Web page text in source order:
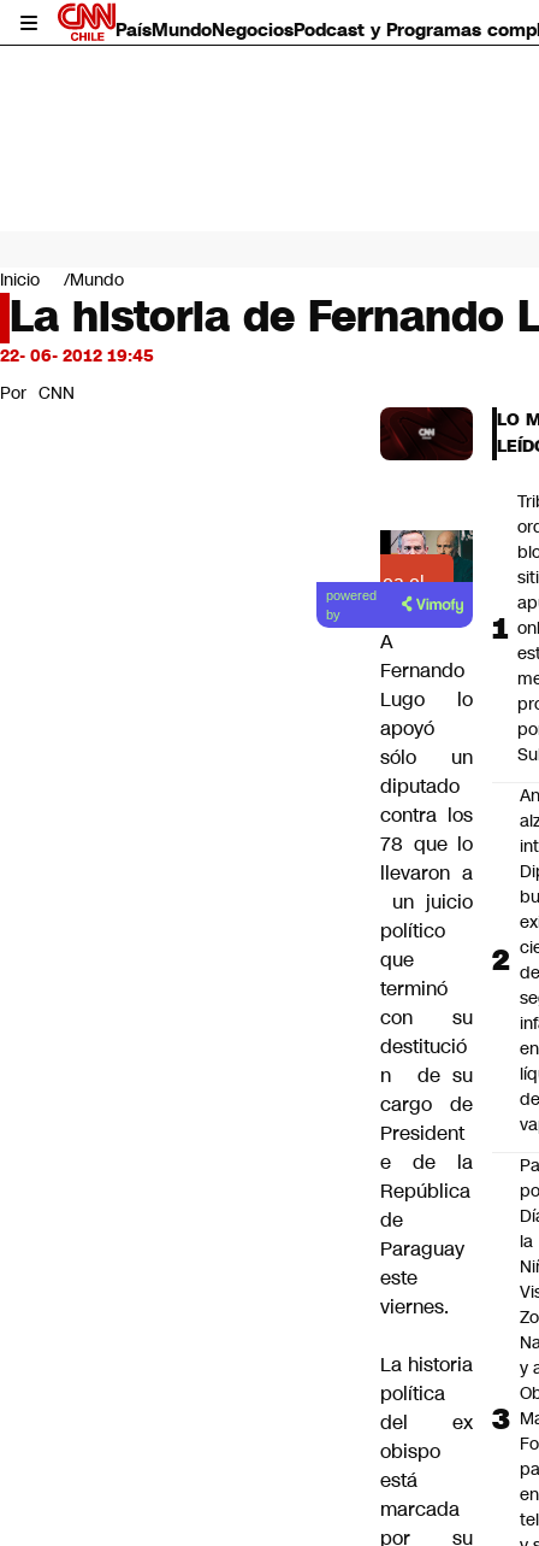
PaísMundoNegociosPodcast y Programas
Mundo
Negocios
Deportes
Programas completos
Servicios
Inicio Mundo
La historia de Fernando
22- 06- 2012 19:45
Por CNN
Lea el
artículo
powered
by
A
Fernando
Lugo lo
apoyó
sólo un
diputado
contra los
78 que lo
llevaron a
un juicio
político
que
terminó
con su
destitució
n de su
cargo de
President
e de la
República
de
Paraguay
este
viernes.
La historia
política
del ex
obispo
está
marcada
por su
LO
de
en
de
la
y
en